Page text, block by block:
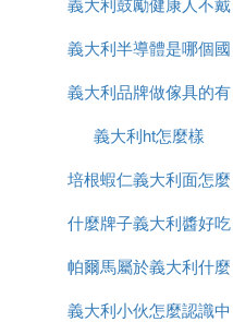
在絨布窗簾表面的粉塵
潔，十分方便。
2、蒸汽機清潔。目前
面料的蒸汽吸塵器，對
手。先用普通吸塵模式
3、專業清洗結構。如
大，難以使用上面兩種
行整體清洗了。
口罩這什麼操作
義大利半導體是哪個國
家的
義大利品牌做傢具的有
哪些品牌
義大利ht怎麼樣
培根蝦仁義大利面怎麼
做
什麼牌子義大利醬好吃
帕爾馬屬於義大利什麼
區
義大利小伙怎麼認識中